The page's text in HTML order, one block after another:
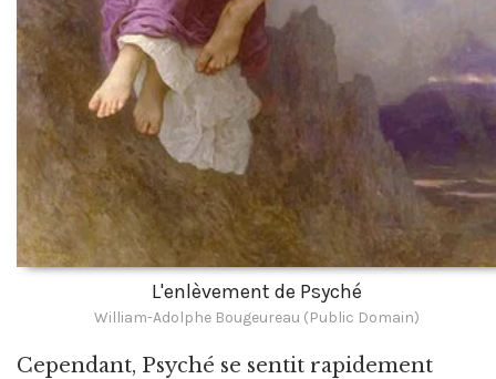
L'enlèvement de Psyché
William-Adolphe Bougeureau (Public Domain)
Cependant, Psyché se sentit rapidement